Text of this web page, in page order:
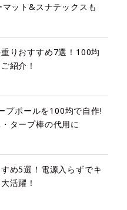
ット&スナテックスも
りおすすめ7選！100均
紹介！
プポールを100均で自作!
タープ棒の代用に
め5選！電源入らずでキ
活躍！